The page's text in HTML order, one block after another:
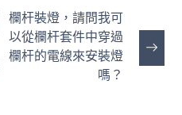
欄杆裝燈，請問我可
以從欄杆套件中穿過
欄杆的電線來安裝燈
嗎？